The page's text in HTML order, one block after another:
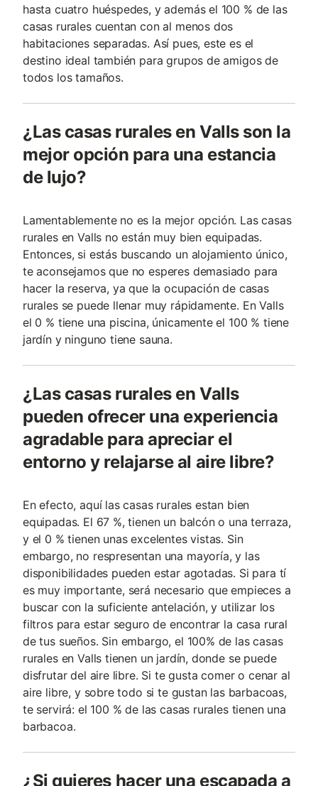
hasta cuatro huéspedes, y además el 100 % de las
casas rurales cuentan con al menos dos
habitaciones separadas. Así pues, este es el
destino ideal también para grupos de amigos de
todos los tamaños.
¿Las casas rurales en Valls son la
mejor opción para una estancia
de lujo?
Lamentablemente no es la mejor opción. Las casas
rurales en Valls no están muy bien equipadas.
Entonces, si estás buscando un alojamiento único,
te aconsejamos que no esperes demasiado para
hacer la reserva, ya que la ocupación de casas
rurales se puede llenar muy rápidamente. En Valls
el 0 % tiene una piscina, únicamente el 100 % tiene
jardín y ninguno tiene sauna.
¿Las casas rurales en Valls
pueden ofrecer una experiencia
agradable para apreciar el
entorno y relajarse al aire libre?
En efecto, aquí las casas rurales estan bien
equipadas. El 67 %, tienen un balcón o una terraza,
y el 0 % tienen unas excelentes vistas. Sin
embargo, no respresentan una mayoría, y las
disponibilidades pueden estar agotadas. Si para tí
es muy importante, será necesario que empieces a
buscar con la suficiente antelación, y utilizar los
filtros para estar seguro de encontrar la casa rural
de tus sueños. Sin embargo, el 100% de las casas
rurales en Valls tienen un jardín, donde se puede
disfrutar del aire libre. Si te gusta comer o cenar al
aire libre, y sobre todo si te gustan las barbacoas,
te servirá: el 100 % de las casas rurales tienen una
barbacoa.
¿Si quieres hacer una escapada a